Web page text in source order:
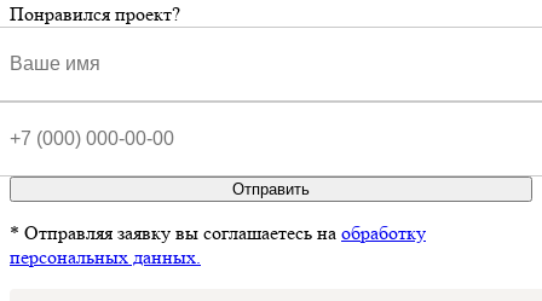
Понравился проект?
Отправить
* Отправляя заявку вы соглашаетесь на обработку
персональных данных.